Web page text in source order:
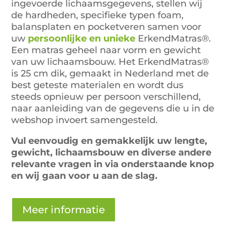
ingevoerde lichaamsgegevens, stellen wij
de hardheden, specifieke typen foam,
balansplaten en pocketveren samen voor
uw persoonlijke en unieke ErkendMatras®.
Een matras geheel naar vorm en gewicht
van uw lichaamsbouw. Het ErkendMatras®
is 25 cm dik, gemaakt in Nederland met de
best geteste materialen en wordt dus
steeds opnieuw per persoon verschillend,
naar aanleiding van de gegevens die u in de
webshop invoert samengesteld.
Vul eenvoudig en gemakkelijk uw lengte,
gewicht, lichaamsbouw en diverse andere
relevante vragen in via onderstaande knop
en wij gaan voor u aan de slag.
Meer informatie